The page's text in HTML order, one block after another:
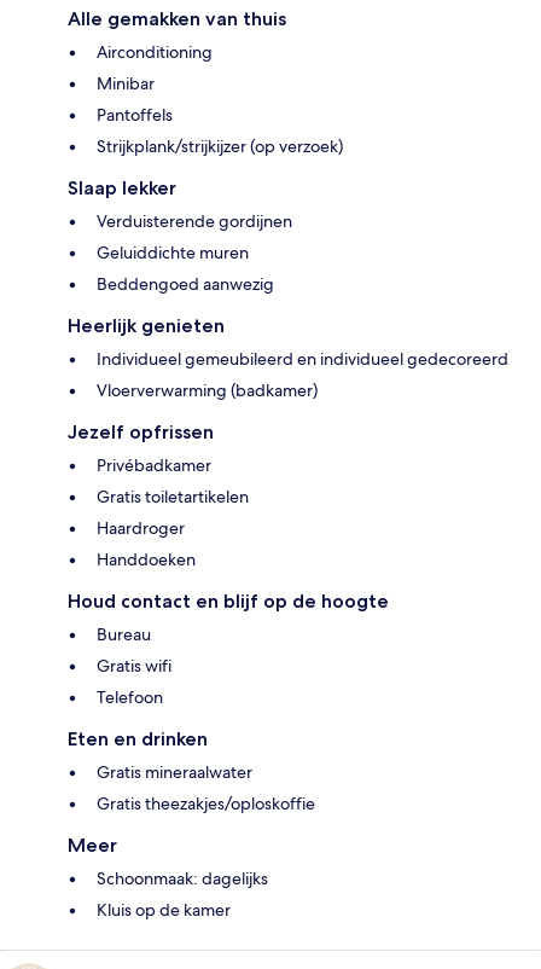
Alle gemakken van thuis
Airconditioning
Minibar
Pantoffels
Strijkplank/strijkijzer (op verzoek)
Slaap lekker
Verduisterende gordijnen
Geluiddichte muren
Beddengoed aanwezig
Heerlijk genieten
Individueel gemeubileerd en individueel gedecoreerd
Vloerverwarming (badkamer)
Jezelf opfrissen
Privébadkamer
Gratis toiletartikelen
Haardroger
Handdoeken
Houd contact en blijf op de hoogte
Bureau
Gratis wifi
Telefoon
Eten en drinken
Gratis mineraalwater
Gratis theezakjes/oploskoffie
Meer
Schoonmaak: dagelijks
Kluis op de kamer